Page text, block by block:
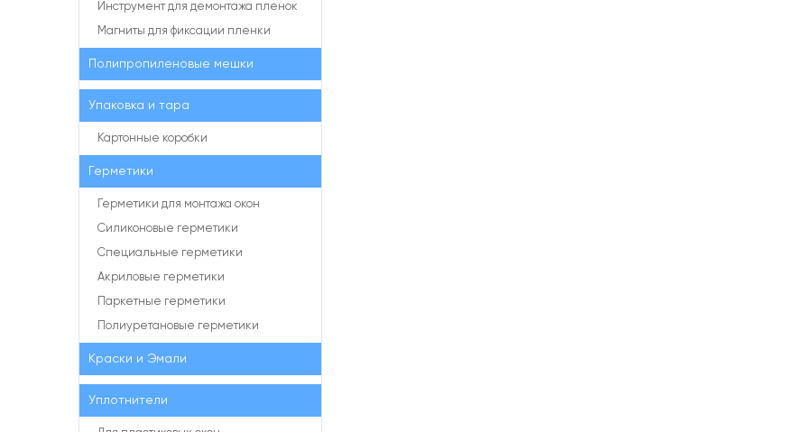
Инструмент для демонтажа пленок
Магниты для фиксации пленки
Полипропиленовые мешки
Упаковка и тара
Картонные коробки
Герметики
Герметики для монтажа окон
Силиконовые герметики
Специальные герметики
Акриловые герметики
Паркетные герметики
Полиуретановые герметики
Краски и Эмали
Уплотнители